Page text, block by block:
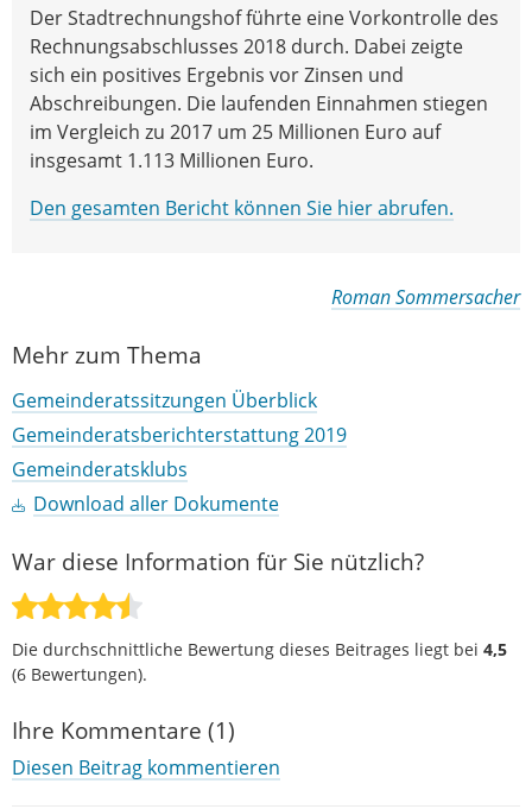
Der Stadtrechnungshof führte eine Vorkontrolle des
Rechnungsabschlusses 2018 durch. Dabei zeigte
sich ein positives Ergebnis vor Zinsen und
Abschreibungen. Die laufenden Einnahmen stiegen
im Vergleich zu 2017 um 25 Millionen Euro auf
insgesamt 1.113 Millionen Euro.
Den gesamten Bericht können Sie hier abrufen.
Roman Sommersacher
Mehr zum Thema
Gemeinderatssitzungen Überblick
Gemeinderatsberichterstattung 2019
Gemeinderatsklubs
Download aller Dokumente
War diese Information für Sie nützlich?
Die durchschnittliche Bewertung dieses Beitrages liegt bei 4,5
(6 Bewertungen).
Ihre Kommentare (1)
Diesen Beitrag kommentieren